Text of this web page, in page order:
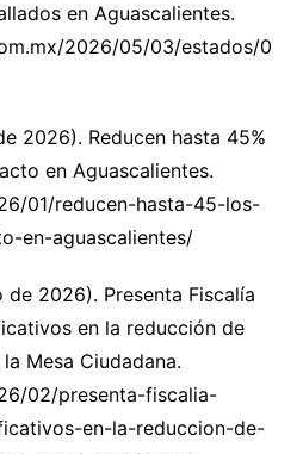
en Aguascalientes.
2026/05/03/estados/0
2026). Reducen hasta 45%
en Aguascalientes.
01/reducen-hasta-45-los-
en-aguascalientes/
de 2026). Presenta Fiscalía
en la reducción de
Mesa Ciudadana.
02/presenta-fiscalia-
en-la-reduccion-de-